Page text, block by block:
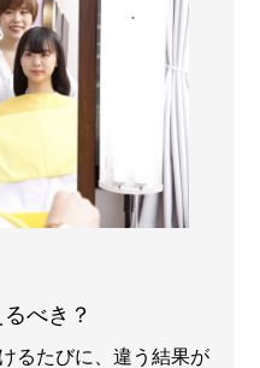
べき？
るたびに、違う結果が